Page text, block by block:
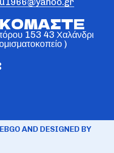
153 43 Χαλάνδρι
)
AND DESIGNED BY